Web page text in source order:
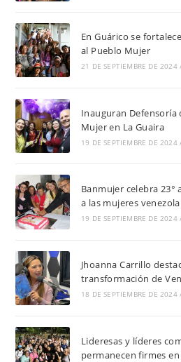
En Guárico se
al Pueblo Mujer
21 DE SEPTIEMBRE DE 2024
Inauguran Defensoría
Mujer en La Guaira
19 DE SEPTIEMBRE DE 2024
Banmujer celebra
a las mujeres
19 DE SEPTIEMBRE DE 2024
Jhoanna Carrillo
transformación de
18 DE SEPTIEMBRE DE 2024
Lideresas y líderes
permanecen firmes